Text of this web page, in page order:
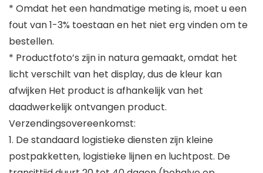
* Omdat het een handmatige meting is, moet u een
fout van 1-3% toestaan ​​en het niet erg vinden om te
bestellen.
* Productfoto’s zijn in natura gemaakt, omdat het
licht verschilt van het display, dus de kleur kan
afwijken Het product is afhankelijk van het
daadwerkelijk ontvangen product.
Verzendingsovereenkomst:
1. De standaard logistieke diensten zijn kleine
postpakketten, logistieke lijnen en luchtpost. De